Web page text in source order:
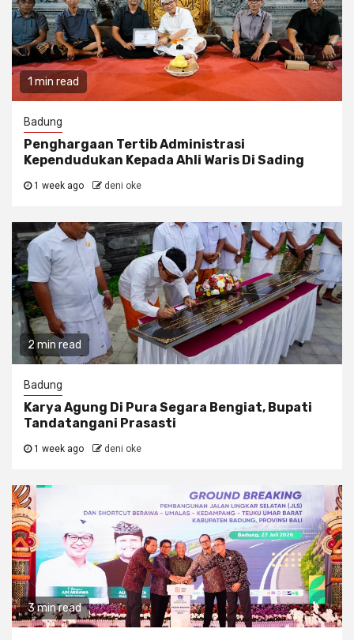
1 min read
Badung
Penghargaan Tertib Administrasi
Kependudukan Kepada Ahli Waris Di Sading
1 week ago deni oke
2 min read
Badung
Karya Agung Di Pura Segara Bengiat, Bupati
Tandatangani Prasasti
1 week ago deni oke
3 min read